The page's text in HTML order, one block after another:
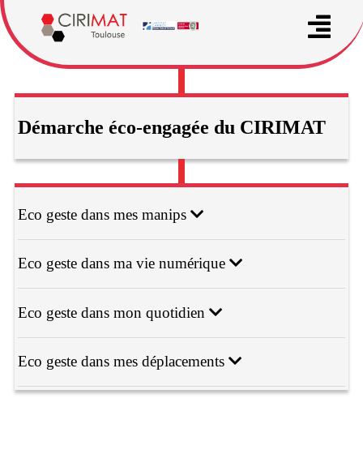
Démarche éco-engagée du CIRIMAT
Eco geste dans mes manips
Eco geste dans ma vie numérique
Eco geste dans mon quotidien
Eco geste dans mes déplacements